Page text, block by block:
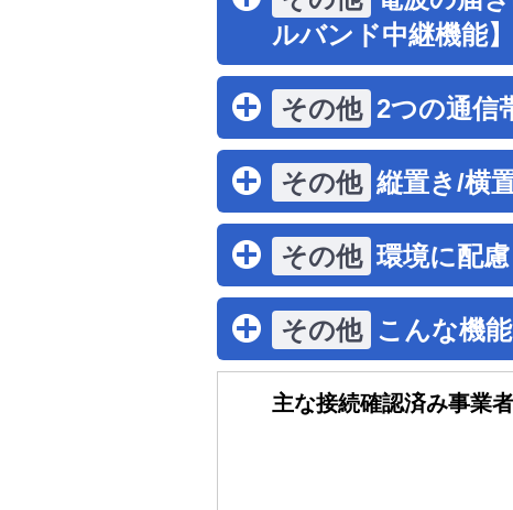
ルバンド中継機能】
2つの通信
縦置き/横
環境に配
こんな機
主な接続確認済み事業者